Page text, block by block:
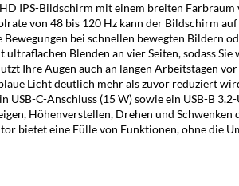
IPS-Bildschirm mit einem breiten Farbraum
von 48 bis 120 Hz kann der Bildschirm
bei schnellen bewegten
Blenden an vier Seiten, sodass
Ihre Augen auch an langen Arbeitstagen
Licht deutlich mehr als zuvor reduziert
USB-C-Anschluss (15 W) sowie ein USB-B
Höhenverstellen, Drehen und
bietet eine Fülle von Funktionen, ohne die